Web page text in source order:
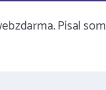
Písal som